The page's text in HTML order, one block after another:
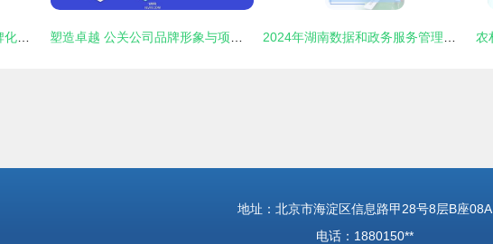
地址：北京市海淀区信息路甲28号8层B座08A
电话：1880150**